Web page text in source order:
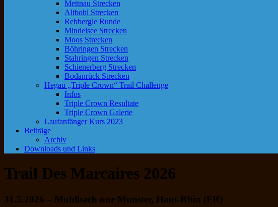
Mettnau Strecken
Altbohl Strecken
Rebbergle Runde
Mindelsee Strecken
Moos Strecken
Böhringen Strecken
Stahringen Strecken
Schienerberg Strecken
Bodanrück Strecken
Hegau „Triple Crown“ Trail Challenge
Infos
Triple Crown Resultate
Triple Crown Galerie
Laufanfänger Kurs 2023
Beiträge
Archiv
Downloads und Links
Trail Des Marcaires 2026
31.5.2026 – Muhlbach nur Munster, Haut-Rhin (FR)